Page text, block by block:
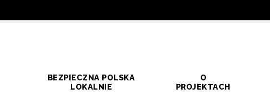
BEZPIECZNA POLSKA
LOKALNIE
O
PROJEKTACH